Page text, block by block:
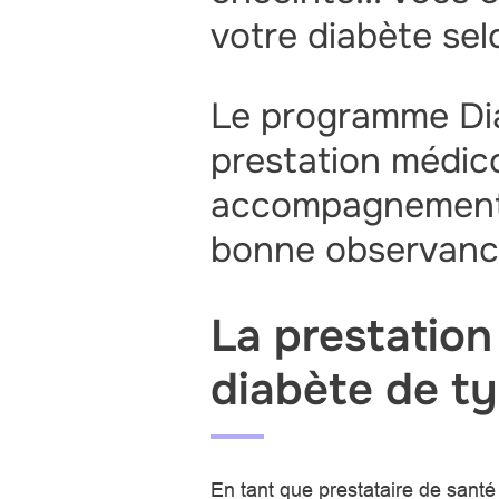
votre diabète
Le programme
prestation
bonne
La prestation
diabète de
En tant que prestataire de